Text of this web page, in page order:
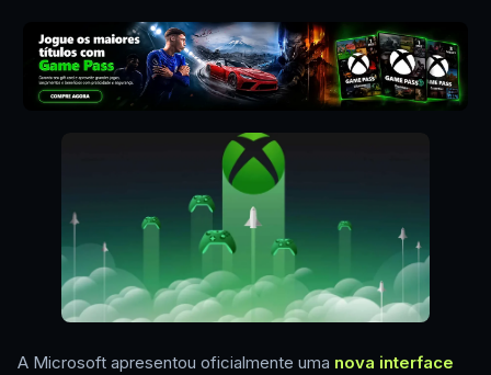
A Microsoft apresentou oficialmente uma nova interface